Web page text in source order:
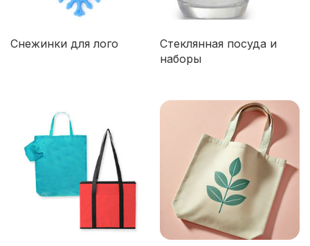
Снежинки для лого
Стеклянная посуда и
наборы